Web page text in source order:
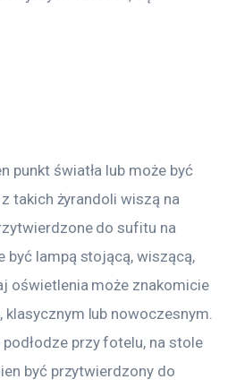
punkt światła lub może być
takich żyrandoli wiszą na
do sufitu na
być lampą stojącą, wiszącą,
oświetlenia może znakomicie
lub nowoczesnym.
przy fotelu, na stole
być przytwierdzony do